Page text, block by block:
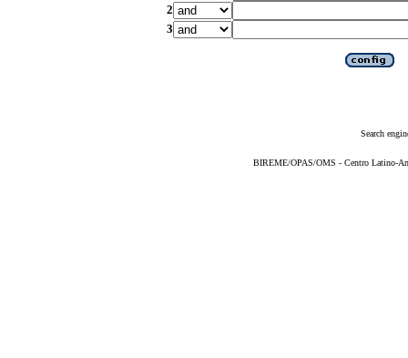
2
3
Search
BIREME/OPAS/OMS - Centro Latino-